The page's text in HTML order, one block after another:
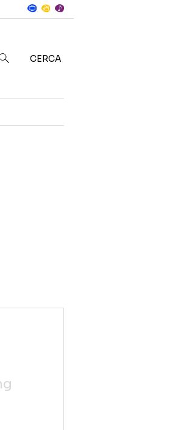
CERCA